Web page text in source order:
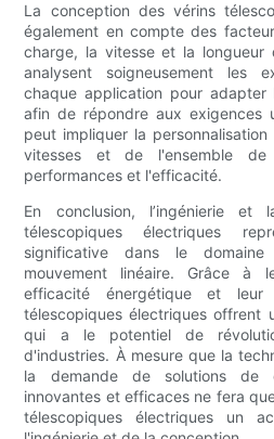
La conception des vérins
également en compte des
charge, la vitesse et la longueur
analysent soigneusement les
chaque application pour
afin de répondre aux exigences
peut impliquer la
vitesses et de l'ensemble
performances et l'efficacité.
En conclusion, l’ingénierie et
télescopiques électriques
significative dans le
mouvement linéaire. Grâce à
efficacité énergétique et leur
télescopiques électriques offrent
qui a le potentiel de
d'industries. À mesure que la
la demande de solutions de
innovantes et efficaces ne fera
télescopiques électriques un